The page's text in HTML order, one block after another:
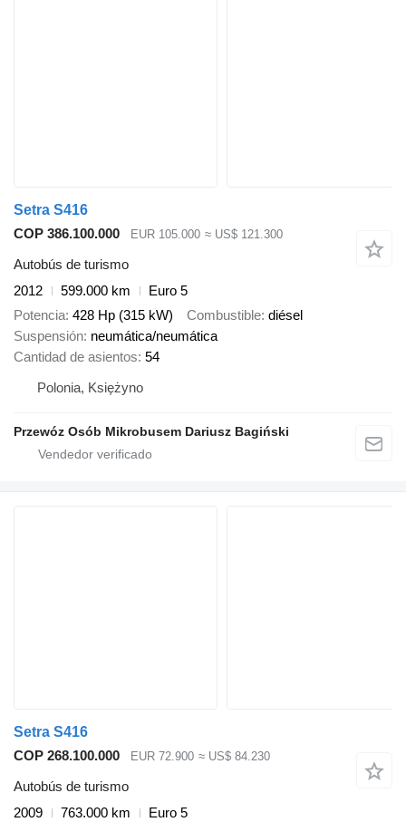
Setra S416
COP 386.100.000
EUR 105.000 ≈ US$ 121.300
Autobús de turismo
2012
599.000 km
Euro 5
Potencia 428 Hp (315 kW) Combustible diésel
Suspensión neumática/neumática
Cantidad de asientos 54
Polonia, Księżyno
Przewóz Osób Mikrobusem Dariusz Bagiński
Setra S416
COP 268.100.000
EUR 72.900 ≈ US$ 84.230
Autobús de turismo
2009
763.000 km
Euro 5